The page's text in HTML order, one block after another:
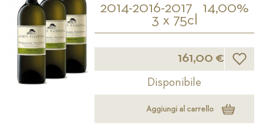
2014-2016-2017
14,00%
3 x 75cl
161,00 € Lista
Disponibile
Aggiungi al carrello